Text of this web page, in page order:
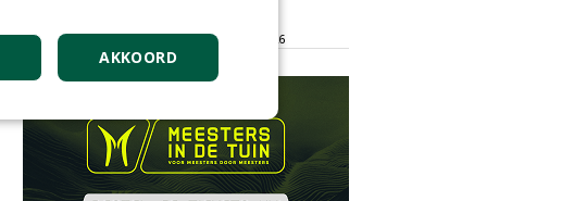
t/m vrijdag 18 september 2026
AKKOORD